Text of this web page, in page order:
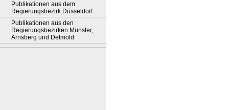
Publikationen aus dem
Regierungsbezirk Düsseldorf
Publikationen aus den
Regierungsbezirken Münster,
Arnsberg und Detmold